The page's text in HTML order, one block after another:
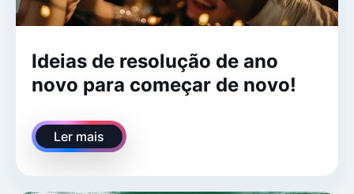
Ideias de resolução de ano
novo para começar de novo!
Ler mais